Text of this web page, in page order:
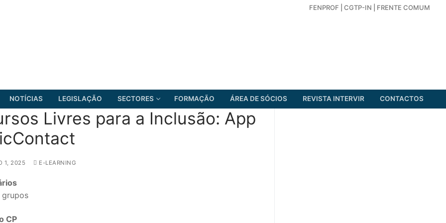
FENPROF CGTP-IN FRENTE COMUM
NOTÍCIAS LEGISLAÇÃO SECTORES FORMAÇÃO ÁREA DE SÓCIOS REVISTA INTERVIR CONTACTOS
Livres para a Inclusão: App
1, 2025 E-LEARNING
grupos
CP